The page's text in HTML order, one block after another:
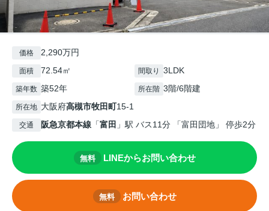
価格 2,290万円
面積 72.54㎡ 間取り 3LDK
築年数 築52年 所在階 3階/6階建
所在地 大阪府高槻市牧田町15-1
交通 阪急京都本線 「富田 」駅 バス11分 「富田団地」 停歩2分
無料 LINEからお問い合わせ
無料 お問い合わせ